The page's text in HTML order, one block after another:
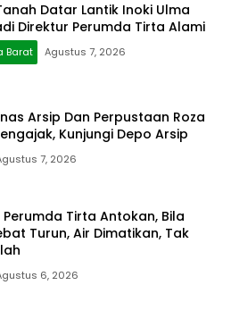
Datar Lantik Inoki Ulma
Direktur Perumda Tirta Alami
Barat Agustus 7, 2026
Arsip Dan Perpustaan Roza
Kunjungi Depo Arsip
7, 2026
Perumda Tirta Antokan, Bila
Turun, Air Dimatikan, Tak
6, 2026